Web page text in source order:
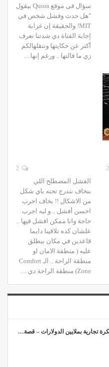
سؤال فى موقع Quora بيقول
"هل حدث وفشل شخص في
MIT! والحقيقة إن غرابة
إجابة الفتاة دي شدتنا نعرف
أكتر عن حكايتها وننقلهالكم
زي ما قالتها .. ورغم إنها…
الفشل المصطلح اللي
بنخاف نندرج تحته باي شكل
من الاشكال !! بخاف اجرب
احسن أفشل .. و ليه اجرب
حاجة وانا ممكن افشل فيها ..
علشان كده تلاقينا دايما
قاعدين في مكان بيطلق
عليه ( منطقة الامان او
منطقة الراحة .. الـ Comfort
Zone) منطقة الراحة دي…
تجارية بملايين الدولارات – قصة…